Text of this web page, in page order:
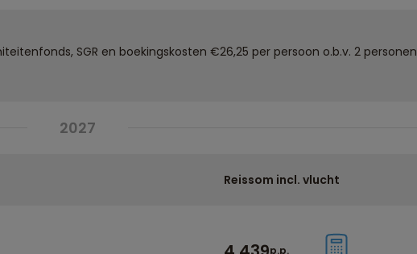
SGR en boekingskosten €26,25 per persoon o.b.v. 2 personen
2027
Reissom incl. vlucht
p.p.